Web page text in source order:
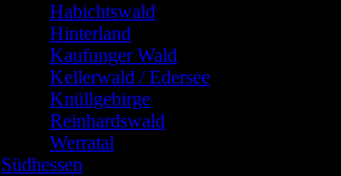
Habichtswald
Hinterland
Kaufunger Wald
Kellerwald / Edersee
Knüllgebirge
Reinhardswald
Werratal
Südhessen